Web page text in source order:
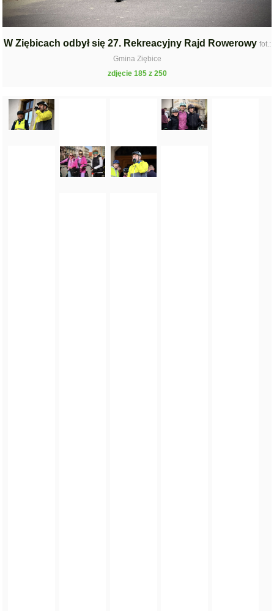
W Ziębicach odbył się 27. Rekreacyjny Rajd Rowerowy fot.:
Gmina Ziębice
zdjęcie 185 z 250